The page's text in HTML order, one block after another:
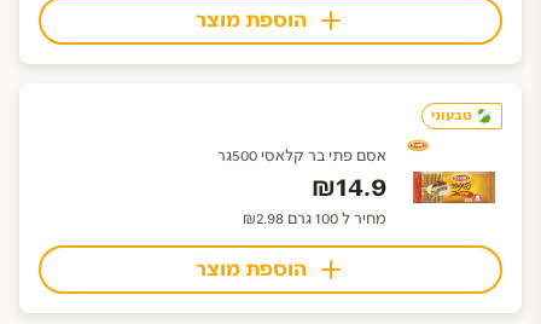
הוספת מוצר
טבעוני
אסם פתי בר קלאסי 500גר
₪14.9
מחיר ל 100 גרם ₪2.98
הוספת מוצר